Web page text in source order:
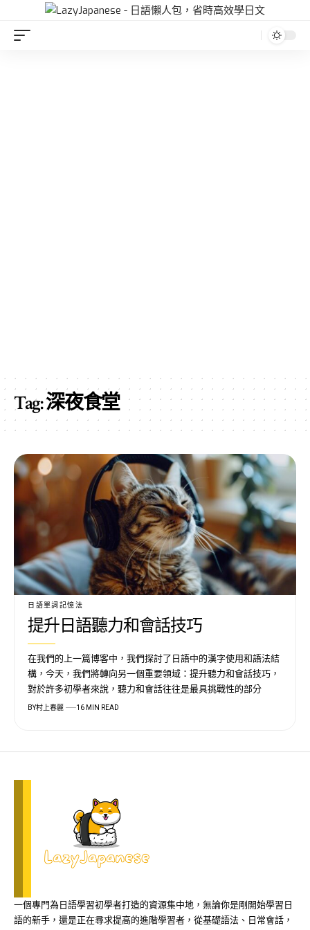
Tag:深夜食堂
日語單詞記憶法
提升日語聽力和會話技巧
在我們的上一篇博客中，我們探討了日語中的漢字使用和語法結
構，今天，我們將轉向另一個重要領域：提升聽力和會話技巧，
對於許多初學者來說，聽力和會話往往是最具挑戰性的部分
BY村上春麗 16 MIN READ
一個專門為日語學習初學者打造的資源集中地，無論你是剛開始學習日
語的新手，還是正在尋求提高的進階學習者，從基礎語法、日常會話，